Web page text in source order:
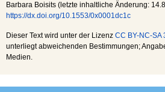
Barbara Boisits (letzte inhaltliche Änderung:
https://dx.doi.org/10.1553/0x0001dc1c
Dieser Text wird unter der Lizenz CC BY-NC-SA
unterliegt abweichenden Bestimmungen;
Medien.